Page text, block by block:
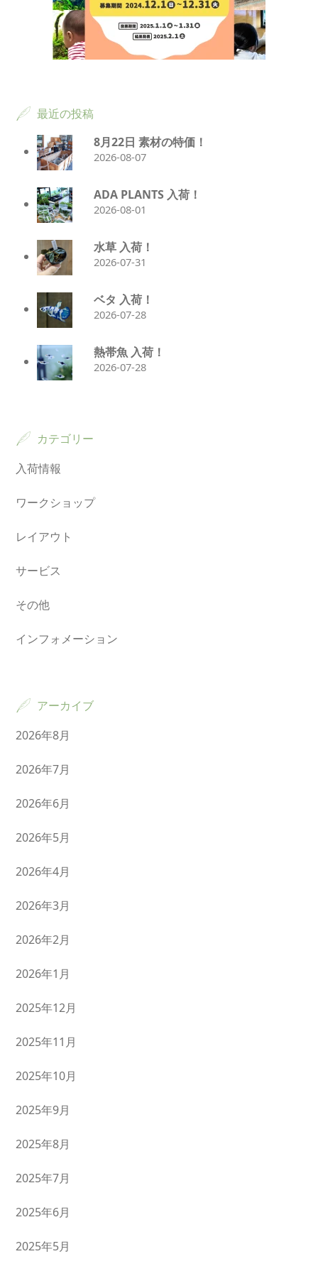
最近の投稿
8月22日 素材の特価！
2026-08-07
ADA PLANTS 入荷！
2026-08-01
水草 入荷！
2026-07-31
ベタ 入荷！
2026-07-28
熱帯魚 入荷！
2026-07-28
カテゴリー
入荷情報
ワークショップ
レイアウト
サービス
その他
インフォメーション
アーカイブ
2026年8月
2026年7月
2026年6月
2026年5月
2026年4月
2026年3月
2026年2月
2026年1月
2025年12月
2025年11月
2025年10月
2025年9月
2025年8月
2025年7月
2025年6月
2025年5月